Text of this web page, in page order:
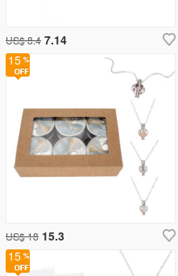
15
US$ 18 15.3
15
US$ 8.4 7.14